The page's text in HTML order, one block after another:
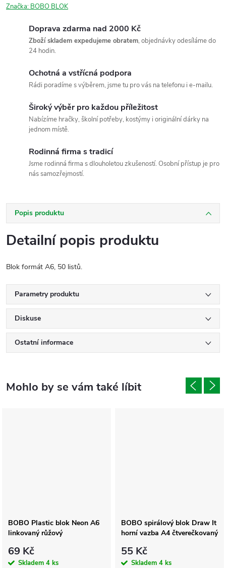
Značka: BOBO BLOK
Doprava zdarma nad 2000 Kč
Zboží skladem expedujeme obratem, objednávky odesíláme do
24 hodin.
Ochotná a vstřícná podpora
Rádi poradíme s výběrem, jsme tu pro vás na telefonu i e-mailu.
Široký výběr pro každou příležitost
Nabízíme hračky, školní potřeby, kostýmy i originální dárky na
jednom místě.
Rodinná firma s tradicí
Jsme rodinná firma s dlouholetou zkušeností. Osobní přístup je pro
nás samozřejmostí.
Popis produktu
Detailní popis produktu
Blok formát A6, 50 listů.
Parametry produktu
Diskuse
Ostatní informace
BOBO Plastic blok Neon A6
linkovaný růžový
69 Kč
Skladem 4 ks
BOBO spirálový blok Draw It
horní vazba A4 čtverečkovaný
55 Kč
Skladem 4 ks